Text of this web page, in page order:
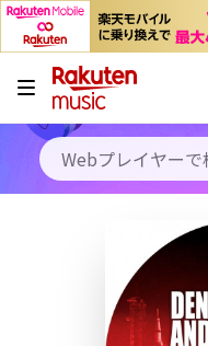
キャンペーン
料金プラン
使い方
初回30日間無料お試し